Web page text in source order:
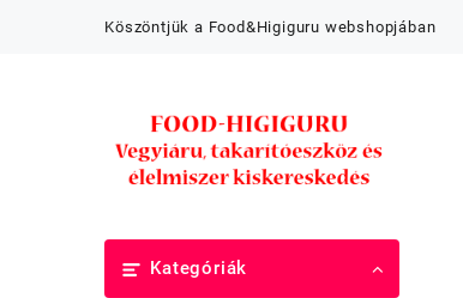
Köszöntjük a Food&Higiguru webshopjában
Kategóriák